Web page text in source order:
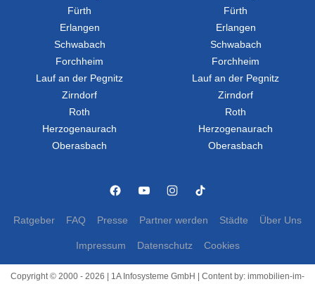
Fürth
Erlangen
Schwabach
Forchheim
Lauf an der Pegnitz
Zirndorf
Roth
Herzogenaurach
Oberasbach
Fürth
Erlangen
Schwabach
Forchheim
Lauf an der Pegnitz
Zirndorf
Roth
Herzogenaurach
Oberasbach
Ratgeber FAQ Presse Partner werden Städte Über Uns
Impressum Datenschutz Cookies
Copyright © 2000 - 2026 | 1A Infosysteme GmbH | Content by: immobilien-im-